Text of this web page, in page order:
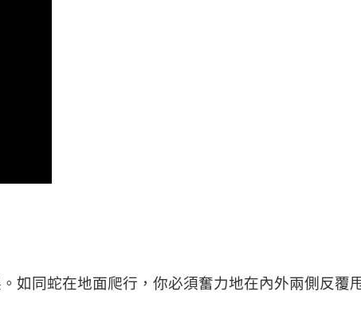
如同蛇在地面爬行，你必須奮力地在內外兩側反覆